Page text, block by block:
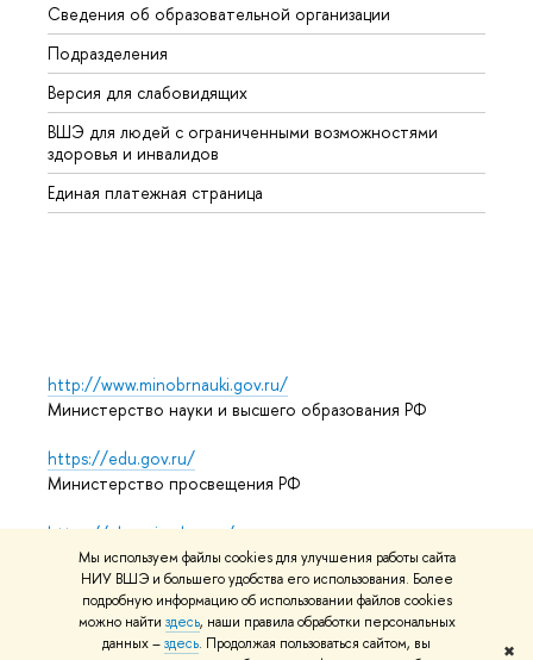
Мы используем файлы cookies для улучшения работы сайта
НИУ ВШЭ и большего удобства его использования. Более
подробную информацию об использовании файлов cookies
можно найти здесь, наши правила обработки персональных
данных –здесь. Продолжая пользоваться сайтом, вы
✖
Сведения об образовательной организации
Подразделения
Версия для слабовидящих
ВШЭ для людей с ограниченными возможностями
здоровья и инвалидов
Единая платежная страница
http://www.minobrnauki.gov.ru/
Министерство науки и высшего образования РФ
https://edu.gov.ru/
Министерство просвещения РФ
https://elearning.hse.ru/mooc
Массовые открытые онлайн-курсы
© НИУ ВШЭ 1993–2026 Адреса и контактыУсловия